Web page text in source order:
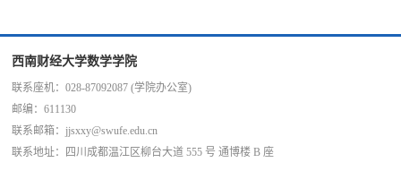
西南财经大学数学学院
联系座机： 028-87092087 (学院办公室)
邮编： 611130
联系邮箱： jjsxxy@swufe.edu.cn
联系地址：
四川成都温江区柳台大道 555 号 通博楼 B 座